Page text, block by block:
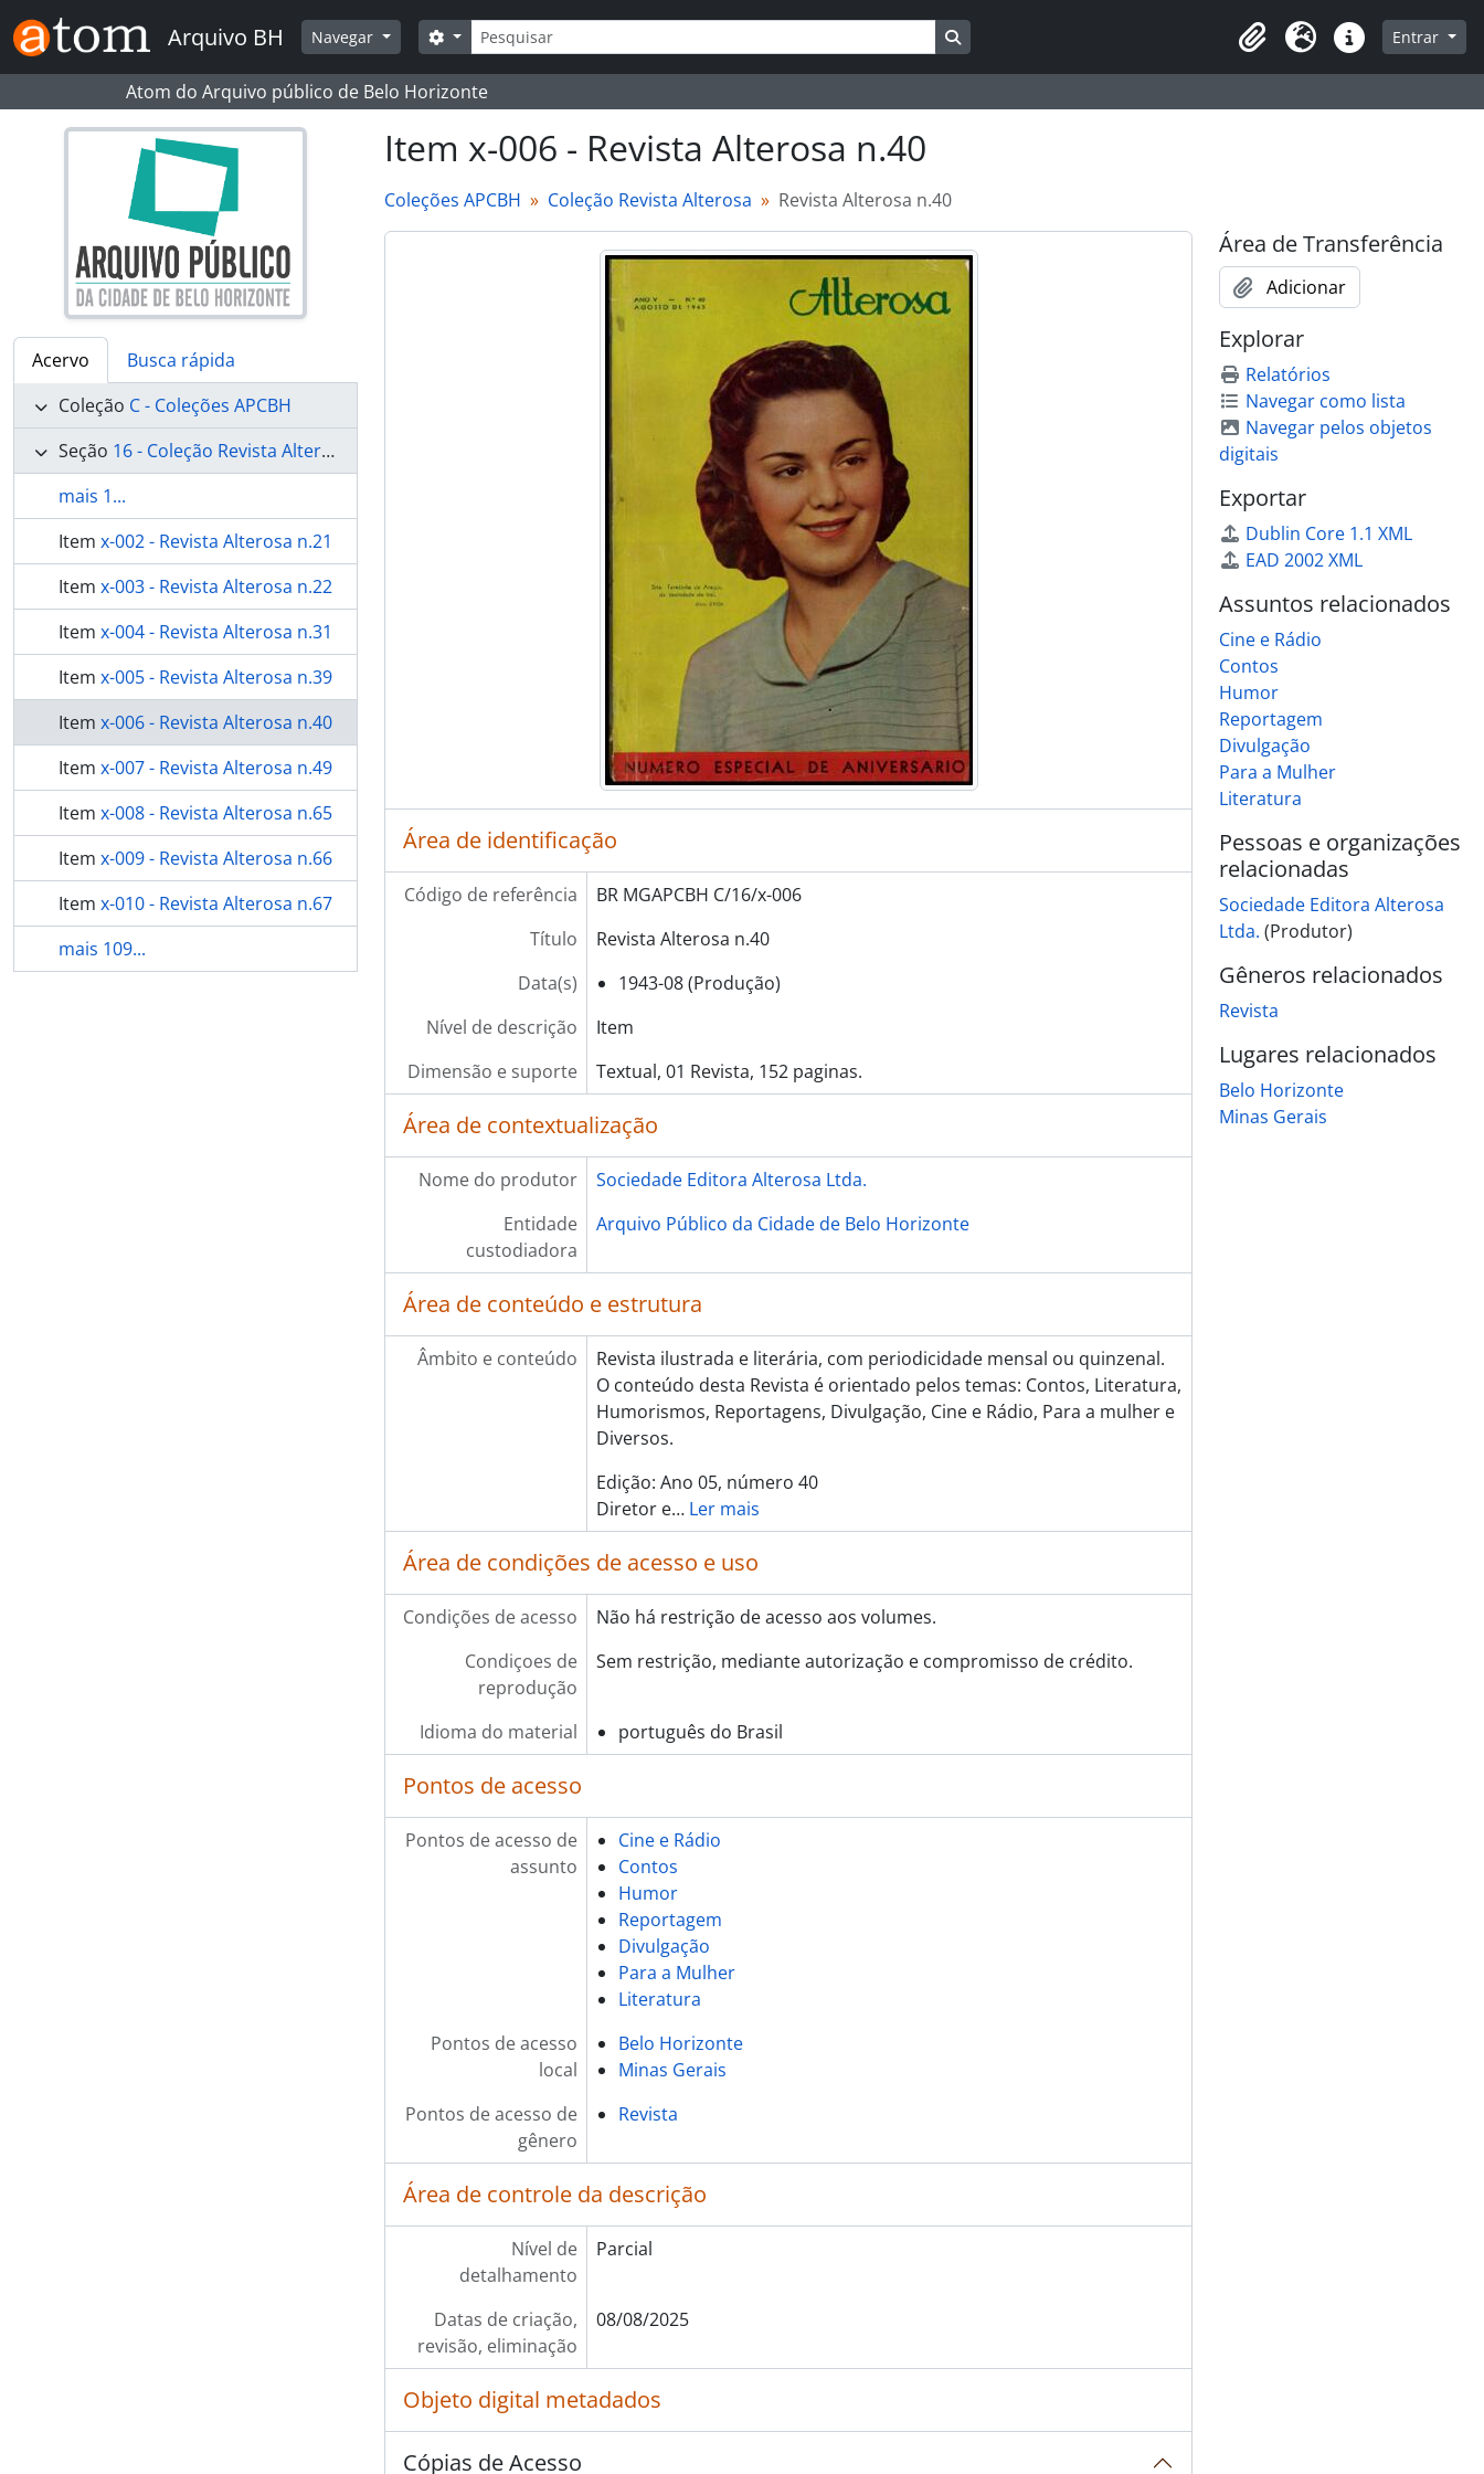
Skip to main content
Arquivo BH Navegar Buscar
Opções de busca
Área de Transferência
Idioma Atalhos Entrar
Atom do Arquivo público de Belo Horizonte
Acervo
Busca rápida
Coleção C - Coleções APCBH
Seção 16 - Coleção Revista Alterosa
mais 1...
Item x-002 - Revista Alterosa n.21
Item x-003 - Revista Alterosa n.22
Item x-004 - Revista Alterosa n.31
Item x-005 - Revista Alterosa n.39
Item x-006 - Revista Alterosa n.40
Item x-007 - Revista Alterosa n.49
Item x-008 - Revista Alterosa n.65
Item x-009 - Revista Alterosa n.66
Item x-010 - Revista Alterosa n.67
mais 109...
Item x-006 - Revista Alterosa n.40
Coleções APCBH Coleção Revista Alterosa Revista Alterosa n.40
Área de identificação
Código de referência
BR MGAPCBH C/16/x-006
Título
Revista Alterosa n.40
Data(s)
1943-08 (Produção)
Nível de descrição
Item
Dimensão e suporte
Textual, 01 Revista, 152 paginas.
Área de contextualização
Nome do produtor
Sociedade Editora Alterosa Ltda.
Entidade
custodiadora
Arquivo Público da Cidade de Belo Horizonte
Área de conteúdo e estrutura
Âmbito e conteúdo
Revista ilustrada e literária, com periodicidade mensal ou quinzenal.
O conteúdo desta Revista é orientado pelos temas: Contos, Literatura,
Humorismos, Reportagens, Divulgação, Cine e Rádio, Para a mulher e
Diversos.
Edição: Ano 05, número 40
Diretor e… Ler mais
Área de condições de acesso e uso
Condições de acesso
Não há restrição de acesso aos volumes.
Condiçoes de
reprodução
Sem restrição, mediante autorização e compromisso de crédito.
Idioma do material português do Brasil
Pontos de acesso
Pontos de acesso de
assunto
Cine e Rádio
Contos
Humor
Reportagem
Divulgação
Para a Mulher
Literatura
Pontos de acesso
local
Belo Horizonte
Minas Gerais
Pontos de acesso de
gênero
Revista
Área de controle da descrição
Nível de
detalhamento
Parcial
Datas de criação,
revisão, eliminação
08/08/2025
Objeto digital metadados
Cópias de Acesso
Área de Transferência
Adicionar
Explorar
Relatórios
Navegar como lista
Navegar pelos objetos
digitais
Exportar
Dublin Core 1.1 XML
EAD 2002 XML
Assuntos relacionados
Cine e Rádio
Contos
Humor
Reportagem
Divulgação
Para a Mulher
Literatura
Pessoas e organizações
relacionadas
Sociedade Editora Alterosa
Ltda. (Produtor)
Gêneros relacionados
Revista
Lugares relacionados
Belo Horizonte
Minas Gerais